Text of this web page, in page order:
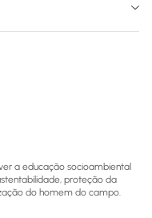
a educação socioambiental
proteção da
do homem do campo.